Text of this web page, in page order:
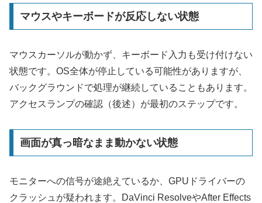
マウスやキーボードが反応しない状態
マウスカーソルが動かず、キーボード入力も受け付けない
状態です。OS全体が停止している可能性がありますが、
バックグラウンドで処理が継続していることもあります。
アクセスランプの確認（後述）が最初のステップです。
画面が真っ暗なまま動かない状態
モニターへの信号が途絶えているか、GPUドライバーの
クラッシュが疑われます。DaVinci ResolveやAfter Effects